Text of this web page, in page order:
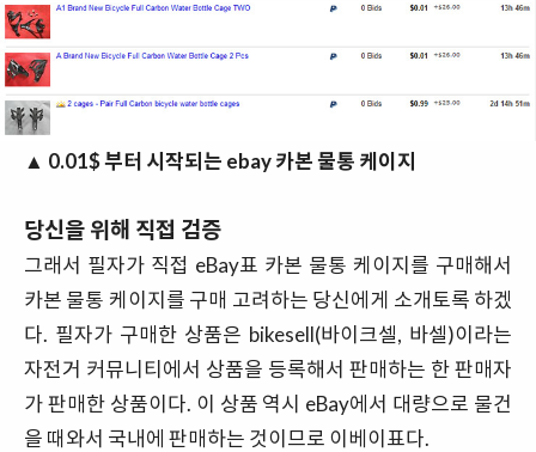
▲ 0.01$ 부터 시작되는 ebay 카본 물통 케이지
당신을 위해 직접 검증
그래서 필자가 직접 eBay표 카본 물통 케이지를 구매해서
카본 물통 케이지를 구매 고려하는 당신에게 소개토록 하겠
다. 필자가 구매한 상품은 bikesell(바이크셀, 바셀)이라는
자전거 커뮤니티에서 상품을 등록해서 판매하는 한 판매자
가 판매한 상품이다. 이 상품 역시 eBay에서 대량으로 물건
을 때와서 국내에 판매하는 것이므로 이베이표다.